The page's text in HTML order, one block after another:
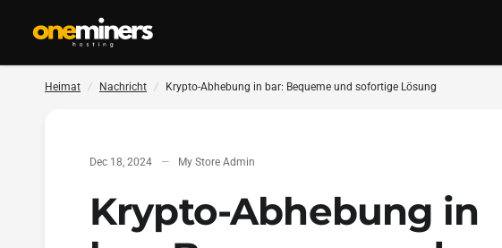
Heimat / Nachricht / Krypto-Abhebung in bar: Bequeme und sofortige Lösung
Dec 18, 2024 My Store Admin
Krypto-Abhebung in